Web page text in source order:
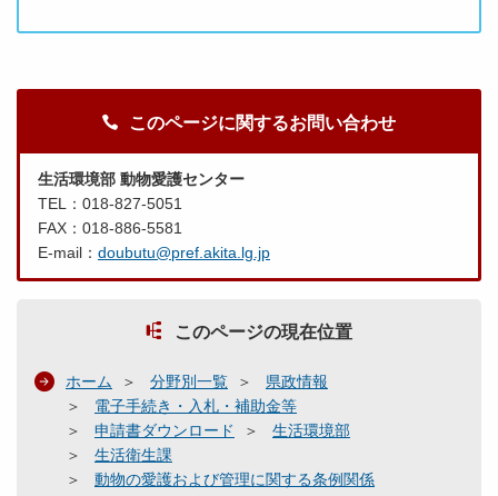
このページに関するお問い合わせ
生活環境部 動物愛護センター
TEL：018-827-5051
FAX：018-886-5581
E-mail： doubutu@pref.akita.lg.jp
このページの現在位置
ホーム 分野別一覧
県政情報
電子手続き・入札・補助金等
申請書ダウンロード
生活環境部
生活衛生課
動物の愛護および管理に関する条例関係